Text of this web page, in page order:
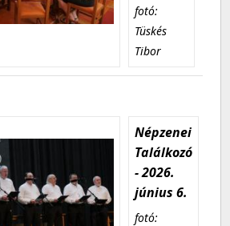
fotó:
Tüskés
Tibor
Népzenei
Találkozó
- 2026.
június 6.
fotó: